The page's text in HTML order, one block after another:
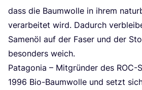
dass die Baum­wol­le in ihrem
ver­ar­bei­tet wird. Dadurch
Samen­öl auf der Faser und der
beson­ders weich.
Pata­go­nia – Mit­grün­der des ROC-
1996 Bio-Baum­wol­le und setzt